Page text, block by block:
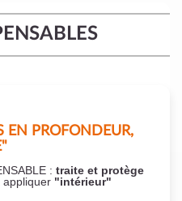
EN PROFONDEUR,
: traite et protège
appliquer "intérieur"